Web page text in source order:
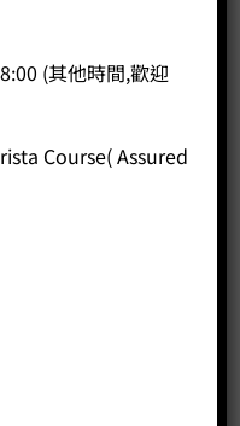
(其他時間,歡迎
Course( Assured